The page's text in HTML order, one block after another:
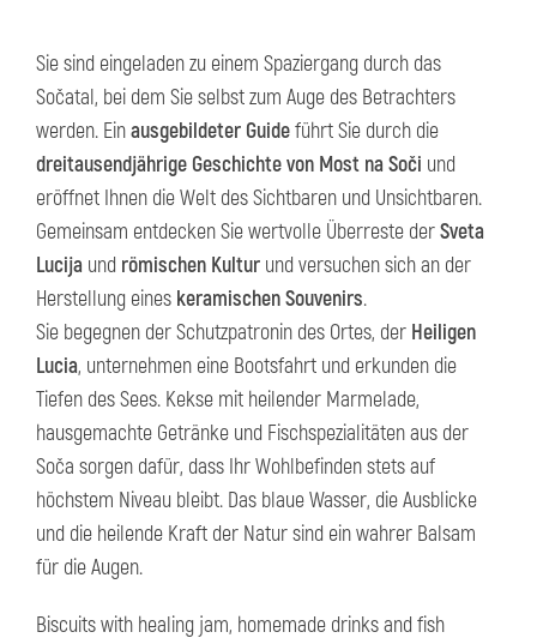
Sie sind eingeladen zu einem Spaziergang durch das
Sočatal, bei dem Sie selbst zum Auge des Betrachters
werden. Einausgebildeter Guideführt Sie durch die
dreitausendjährige Geschichte von Most na Soči und
eröffnet Ihnen die Welt des Sichtbaren und Unsichtbaren.
Gemeinsam entdecken Sie wertvolle Überreste derSveta
Lucija und römischen Kultur und versuchen sich an der
Herstellung eines keramischen Souvenirs.
Sie begegnen der Schutzpatronin des Ortes, der Heiligen
Lucia, unternehmen eine Bootsfahrt und erkunden die
Tiefen des Sees. Kekse mit heilender Marmelade,
hausgemachte Getränke und Fischspezialitäten aus der
Soča sorgen dafür, dass Ihr Wohlbefinden stets auf
höchstem Niveau bleibt. Das blaue Wasser, die Ausblicke
und die heilende Kraft der Natur sind ein wahrer Balsam
für die Augen.
Biscuits with healing jam, homemade drinks and fish